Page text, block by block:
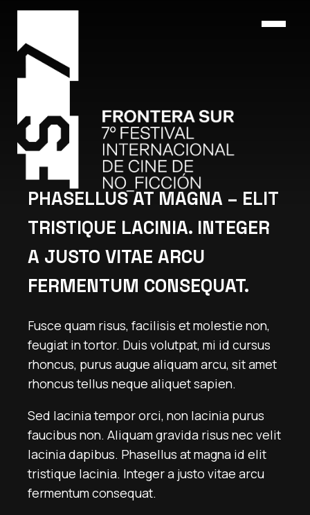
PHASELLUS AT MAGNA – ELIT
TRISTIQUE LACINIA. INTEGER
A JUSTO VITAE ARCU
FERMENTUM CONSEQUAT.
Fusce quam risus, facilisis et molestie non,
feugiat in tortor. Duis volutpat, mi id cursus
rhoncus, purus augue aliquam arcu, sit amet
rhoncus tellus neque aliquet sapien.
Sed lacinia tempor orci, non lacinia purus
faucibus non. Aliquam gravida risus nec velit
lacinia dapibus. Phasellus at magna id elit
tristique lacinia. Integer a justo vitae arcu
fermentum consequat.